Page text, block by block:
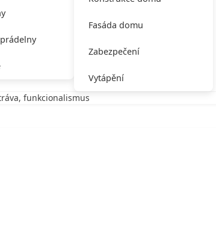
Fasáda domu
Zabezpečení
Vytápění
funkcionalismus